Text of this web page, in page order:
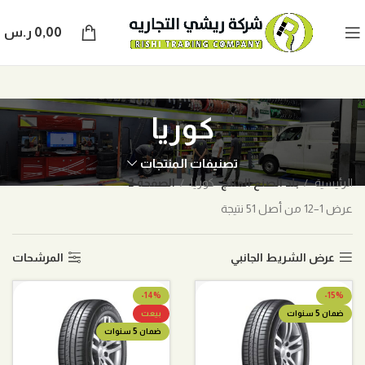
0,00 ر.س
كوريا
تصنيفات المنتجات
الرئيسية بلد الصنع المنتج كوريا
الصفحة 2
عرض 1–12 من أصل 51 نتيجة
عرض الشريط الجانبي المرشحات
-15%
ضمان 5 سنوات
-14%
بيعت
ضمان 5 سنوات